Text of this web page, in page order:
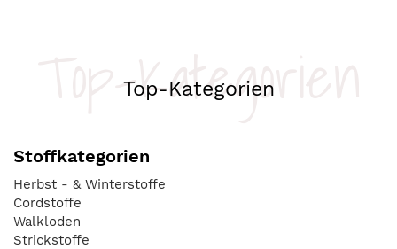
Top-Kategorien
Top-Kategorien
Stoffkategorien
Herbst - & Winterstoffe
Cordstoffe
Walkloden
Strickstoffe